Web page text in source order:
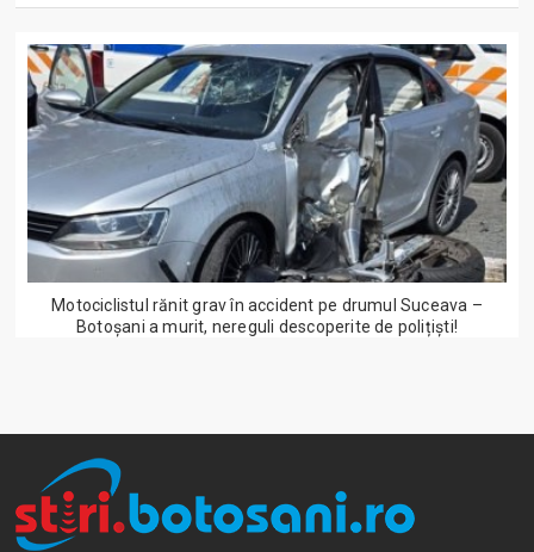
Motociclistul rănit grav în accident pe drumul Suceava –
Botoșani a murit, nereguli descoperite de polițiști!